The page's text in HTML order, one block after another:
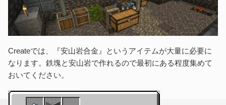
Createでは、『安山岩合金』というアイテムが大量に必要に
なります。鉄塊と安山岩で作れるので最初にある程度集めて
おいてください。